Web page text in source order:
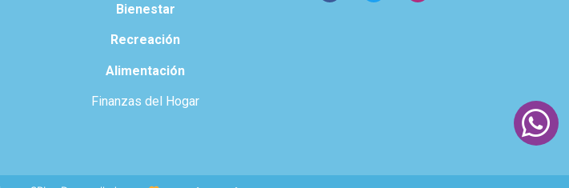
Bienestar
Recreación
Alimentación
Finanzas del Hogar